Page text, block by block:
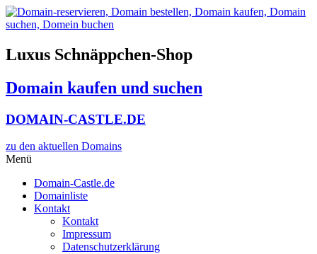
Zum
Inhalt
Luxus Schnäppchen-Shop
Domain kaufen und suchen
DOMAIN-CASTLE.DE
zu den aktuellen Domains​
Menü
Domain-Castle.de
Domainliste
Kontakt
Kontakt
Impressum
Datenschutzerklärung